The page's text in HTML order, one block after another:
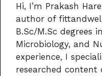
Hi, I’m Prakash
author of
B.Sc/M.Sc degrees
Microbiology, and
experience, I
researched content